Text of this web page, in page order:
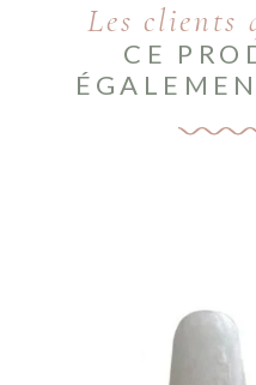
Les clients
CE